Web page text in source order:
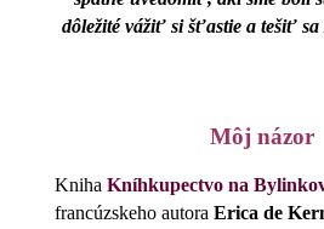
dôležité vážiť si šťastie a tešiť sa
Môj názor
Kniha Kníhkupectvo na
francúzskeho autora Erica de